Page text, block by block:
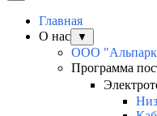
Главная
О нас
▼
ООО
Программа